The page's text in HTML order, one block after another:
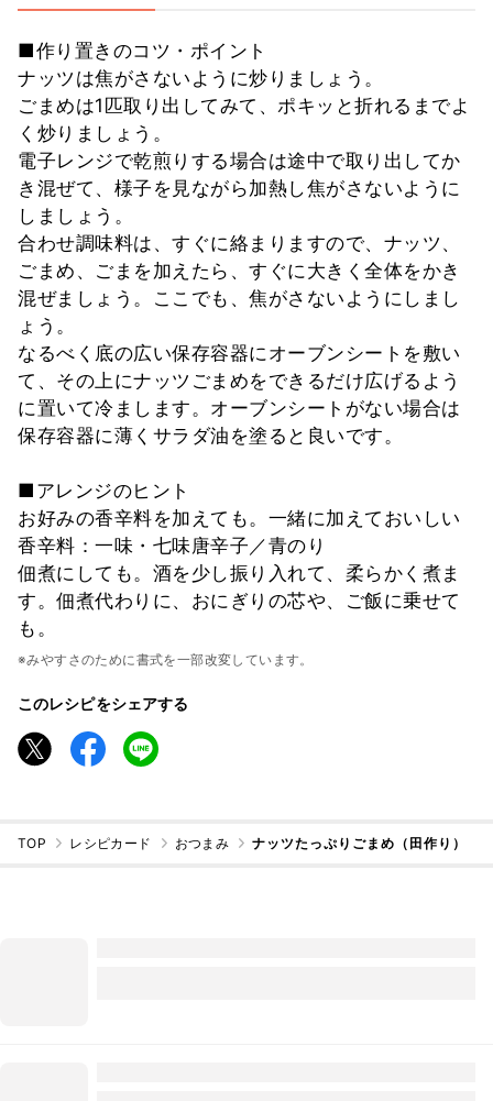
■作り置きのコツ・ポイント
ナッツは焦がさないように炒りましょう。
ごまめは1匹取り出してみて、ポキッと折れるまでよ
く炒りましょう。
電子レンジで乾煎りする場合は途中で取り出してか
き混ぜて、様子を見ながら加熱し焦がさないように
しましょう。
合わせ調味料は、すぐに絡まりますので、ナッツ、
ごまめ、ごまを加えたら、すぐに大きく全体をかき
混ぜましょう。ここでも、焦がさないようにしまし
ょう。
なるべく底の広い保存容器にオーブンシートを敷い
て、その上にナッツごまめをできるだけ広げるよう
に置いて冷まします。オーブンシートがない場合は
保存容器に薄くサラダ油を塗ると良いです。
■アレンジのヒント
お好みの香辛料を加えても。一緒に加えておいしい
香辛料：一味・七味唐辛子／青のり
佃煮にしても。酒を少し振り入れて、柔らかく煮ま
す。佃煮代わりに、おにぎりの芯や、ご飯に乗せて
も。
※みやすさのために書式を一部改変しています。
このレシピをシェアする
TOP レシピカード おつまみ ナッツたっぷりごまめ（田作り）